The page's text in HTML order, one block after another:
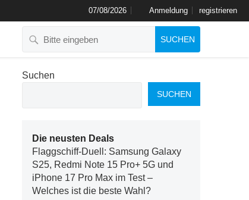
07/08/2026 Anmeldung registrieren
SUCHEN
Suchen
SUCHEN
Die neusten Deals
Flaggschiff-Duell: Samsung Galaxy
S25, Redmi Note 15 Pro+ 5G und
iPhone 17 Pro Max im Test –
Welches ist die beste Wahl?